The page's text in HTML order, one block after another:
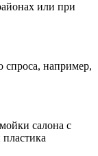
или при
например,
салона с